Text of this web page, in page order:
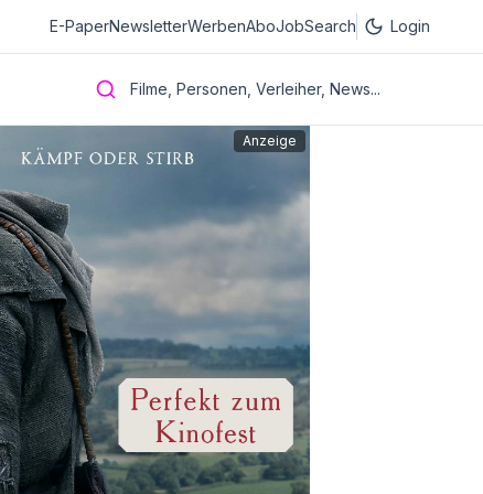
E-PaperNewsletterWerbenAboJobSearch Login
Filme, Personen, Verleiher, News...
Anzeige